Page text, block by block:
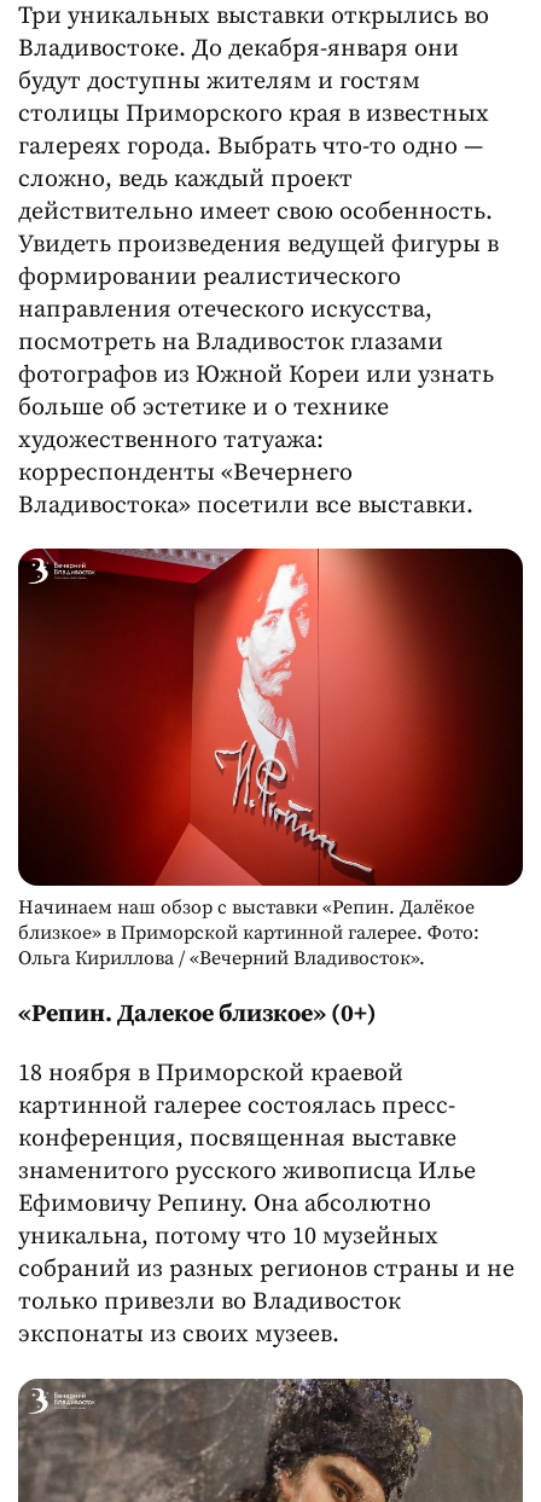
Три уникальных выставки открылись во
Владивостоке. До декабря-января они
будут доступны жителям и гостям
столицы Приморского края в известных
галереях города. Выбрать что-то одно —
сложно, ведь каждый проект
действительно имеет свою особенность.
Увидеть произведения ведущей фигуры в
формировании реалистического
направления отеческого искусства,
посмотреть на Владивосток глазами
фотографов из Южной Кореи или узнать
больше об эстетике и о технике
художественного татуажа:
корреспонденты «Вечернего
Владивостока» посетили все выставки.
Начинаем наш обзор с выставки «Репин. Далёкое
близкое» в Приморской картинной галерее. Фото:
Ольга Кириллова / «Вечерний Владивосток».
«Репин. Далекое близкое» (0+)
18 ноября в Приморской краевой
картинной галерее состоялась пресс-
конференция, посвященная выставке
знаменитого русского живописца Илье
Ефимовичу Репину. Она абсолютно
уникальна, потому что 10 музейных
собраний из разных регионов страны и не
только привезли во Владивосток
экспонаты из своих музеев.